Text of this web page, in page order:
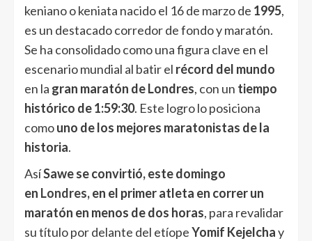
keniano o keniata nacido el 16 de marzo de 1995,
es un destacado corredor de fondo y maratón.
Se ha consolidado como una figura clave en el
escenario mundial al batir el récord del mundo
en la gran maratón de Londres, con un tiempo
histórico de 1:59:30. Este logro lo posiciona
comouno de los mejores maratonistas de la
historia.
AsíSawe se convirtió, este domingo
en Londres, en el primer atleta en correr un
maratón en menos de dos horas, para revalidar
su título por delante del etíopeYomif Kejelchay